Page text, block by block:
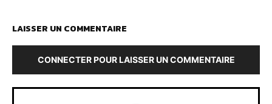
LAISSER UN COMMENTAIRE
CONNECTER POUR LAISSER UN COMMENTAIRE